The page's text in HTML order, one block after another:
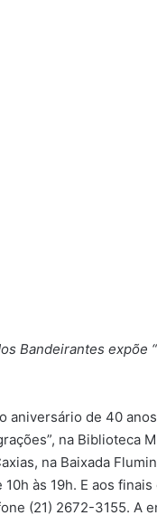
Bandeirantes expõe
aniversário de 40
na Biblioteca
na Baixada
às 19h. E aos
(21) 2672-3155. A